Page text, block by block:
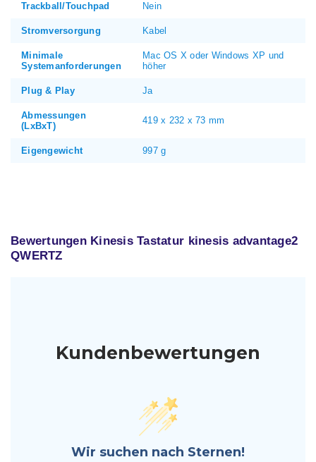
Trackball/Touchpad Nein
Stromversorgung Kabel
Minimale
Systemanforderungen
Mac OS X oder Windows XP und
höher
Plug & Play Ja
Abmessungen
(LxBxT)
419 x 232 x 73 mm
Eigengewicht 997 g
Bewertungen Kinesis Tastatur kinesis advantage2
QWERTZ
Kundenbewertungen
Wir suchen nach Sternen!